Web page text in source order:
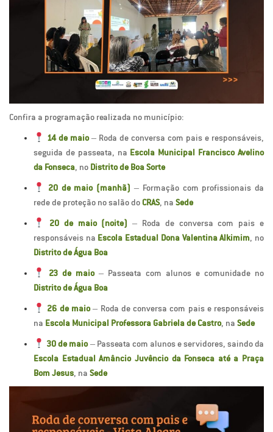
Confira a programação realizada no município:
14 de maio– Roda de conversa com pais e responsáveis,
seguida de passeata, na Escola Municipal Francisco Avelino
da Fonseca, no Distrito de Boa Sorte
20 de maio (manhã) – Formação com profissionais da
rede de proteção no salão do CRAS, na Sede
20 de maio (noite) – Roda de conversa com pais e
responsáveis na Escola Estadual Dona Valentina Alkimim, no
Distrito de Água Boa
23 de maio– Passeata com alunos e comunidade no
Distrito de Água Boa
26 de maio– Roda de conversa com pais e responsáveis
na Escola Municipal Professora Gabriela de Castro, na Sede
30 de maio– Passeata com alunos e servidores, saindo da
Escola Estadual Amâncio Juvêncio da Fonseca até a Praça
Bom Jesus, na Sede